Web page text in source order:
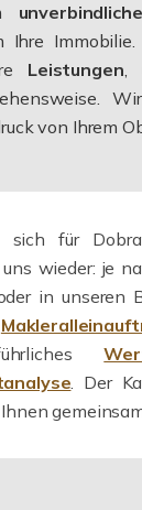
Ihre
Leistungen,
von Ihrem
für
wieder: je
in unseren
. Der